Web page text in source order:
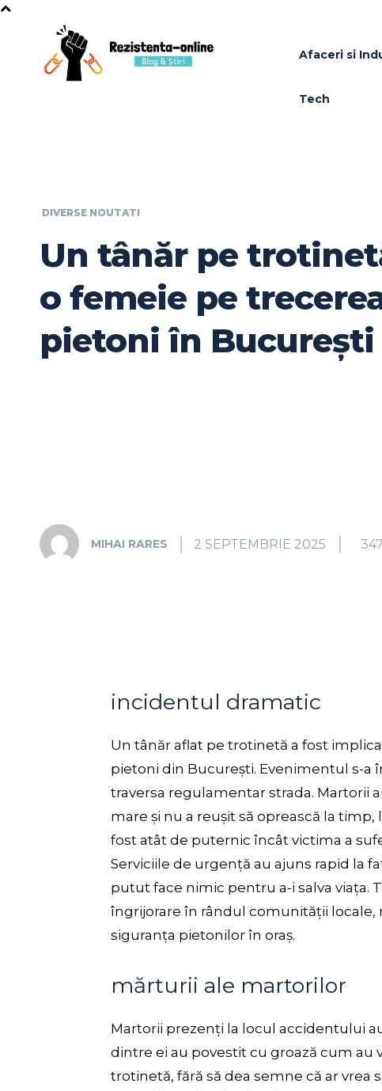
Afaceri si
Tech
DIVERSE NOUTATI
Un tânăr pe
o femeie pe
pietoni în București
MIHAI RARES 2 SEPTEMBRIE 2025 347
incidentul dramatic
Un tânăr aflat pe trotinetă a fost
pietoni din București. Evenimentul s-a
traversa regulamentar strada. Martorii
mare și nu a reușit să oprească la
fost atât de puternic încât victima a
Serviciile de urgență au ajuns rapid la
putut face nimic pentru a-i salva viața.
îngrijorare în rândul comunității
siguranța pietonilor în oraș.
mărturii ale martorilor
Martorii prezenți la locul accidentului
dintre ei au povestit cu groază cum au
trotinetă, fără să dea semne că ar vrea